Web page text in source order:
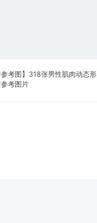
参考图】318张男性肌肉动态形
考图片